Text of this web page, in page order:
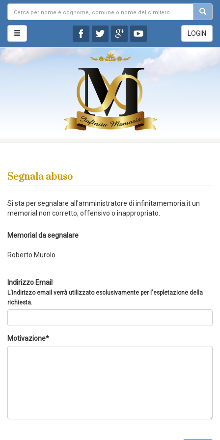
LOGIN
Segnala abuso
Si sta per segnalare all'amministratore di infinitamemoria.it un
memorial non corretto, offensivo o inappropriato.
Memorial da segnalare
Roberto Murolo
Indirizzo Email
L'indirizzo email verrà utilizzato esclusivamente per l'espletazione della
richiesta.
Motivazione*